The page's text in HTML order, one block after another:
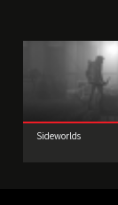
Sideworlds